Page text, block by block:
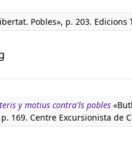
Pobles», p. 203. Edicions
y motius contra'ls pobles
169. Centre Excursionista de